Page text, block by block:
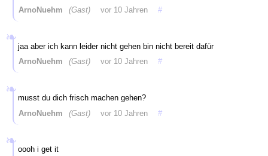
ArnoNuehm
(Gast) vor 10 Jahren #
jaa aber ich kann leider nicht gehen bin nicht bereit dafür
ArnoNuehm
(Gast) vor 10 Jahren #
musst du dich frisch machen gehen?
ArnoNuehm
(Gast) vor 10 Jahren #
oooh i get it